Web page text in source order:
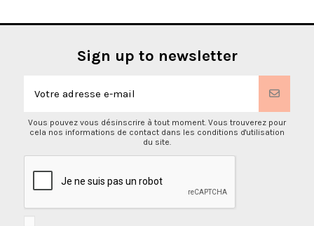
Sign up to newsletter
Vous pouvez vous désinscrire à tout moment. Vous trouverez pour
cela nos informations de contact dans les conditions d'utilisation
du site.